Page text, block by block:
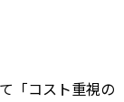
「コスト重視の